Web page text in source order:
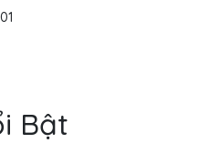
Bật